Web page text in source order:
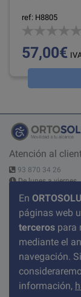
En
páginas web
terceros para
mediante el
navegación.
información,
ref: H8805
57,00€
Atención al
93 870 34 26
De lunes a viernes
Contáctanos
C/ del Pont nº 17,
08520 Les